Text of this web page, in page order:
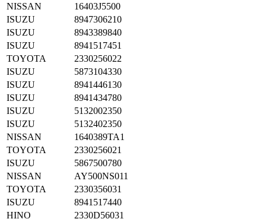
NISSAN
16403J5500
ISUZU
8947306210
ISUZU
8943389840
ISUZU
8941517451
TOYOTA
2330256022
ISUZU
5873104330
ISUZU
8941446130
ISUZU
8941434780
ISUZU
5132002350
ISUZU
5132402350
NISSAN
1640389TA1
TOYOTA
2330256021
ISUZU
5867500780
NISSAN
AY500NS011
TOYOTA
2330356031
ISUZU
8941517440
HINO
2330D56031